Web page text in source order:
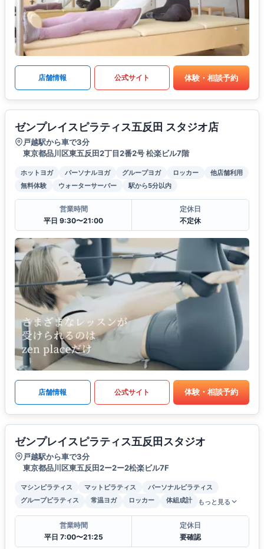
店舗情報 公式サイト 体験・相談予約
ゼンプレイスピラティス五反田 スタジオ店
戸越駅から車で3分
東京都品川区東五反田2丁目2番2号 松楽ビル7階
ホットヨガ パーソナルヨガ グループヨガ ロッカー
他店舗利用
無料体験
ウォーターサーバー 駅から5分以内
営業時間
平日 9:30〜21:00
定休日
不定休
店舗情報 公式サイト 体験・相談予約
ゼンプレイスピラティス五反田スタジオ
戸越駅から車で3分
東京都品川区東五反田2ー2ー2松楽ビル7F
マシンピラティス マットピラティス
パーソナルピラティス
グループピラティス
常温ヨガ ロッカー 体組成計 もっと見る
営業時間
平日 7:00〜21:25
定休日
要確認